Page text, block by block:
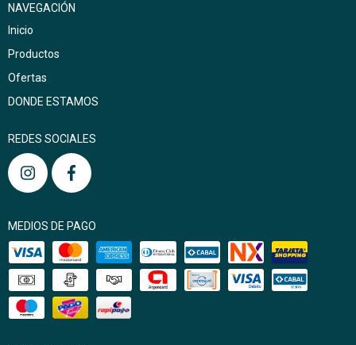
NAVEGACIÓN
Inicio
Productos
Ofertas
DONDE ESTAMOS
REDES SOCIALES
MEDIOS DE PAGO